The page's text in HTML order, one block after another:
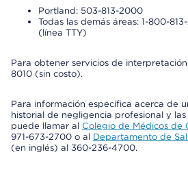
Portland: 503-813-2000
Todas las demás áreas: 1-800-
(línea TTY)
Para obtener servicios de
8010 (sin costo).
Para información específica acerca de
historial de negligencia profesional y las
puede llamar al Colegio de Médicos de
971-673-2700 o al Departamento de
(en inglés) al 360-236-4700.